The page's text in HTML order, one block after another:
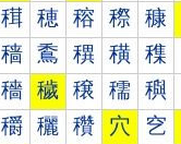
穁 穂 穃 穄 穅
穑 穒 穓 穔 穕
穡 穢 穣 穤 穥
穱 穲 穳 穴 穵